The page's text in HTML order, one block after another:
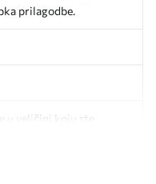
prilagodbe.
u veličini koju ste